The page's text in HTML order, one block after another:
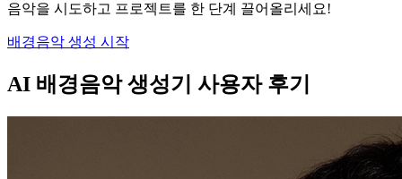
음악을 시도하고 프로젝트를 한 단계 끌어올리세요!
배경음악 생성 시작
AI 배경음악 생성기 사용자 후기